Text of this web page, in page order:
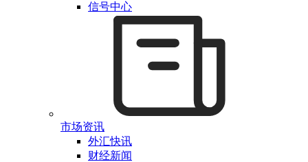
信号中心
市场资讯
外汇快讯
财经新闻